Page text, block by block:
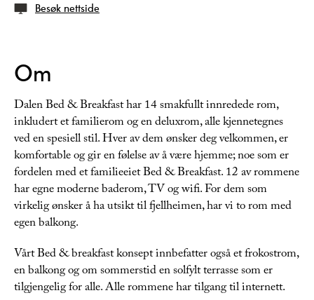
Besøk nettside
Om
Dalen Bed & Breakfast har 14 smakfullt innredede rom,
inkludert et familierom og en deluxrom, alle kjennetegnes
ved en spesiell stil. Hver av dem ønsker deg velkommen, er
komfortable og gir en følelse av å være hjemme; noe som er
fordelen med et familieeiet Bed & Breakfast. 12 av rommene
har egne moderne baderom, TV og wifi. For dem som
virkelig ønsker å ha utsikt til fjellheimen, har vi to rom med
egen balkong.
Vårt Bed & breakfast konsept innbefatter også et frokostrom,
en balkong og om sommerstid en solfylt terrasse som er
tilgjengelig for alle. Alle rommene har tilgang til internett.